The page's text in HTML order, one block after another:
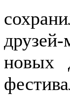
новых